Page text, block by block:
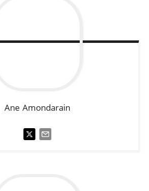
Ane Amondarain